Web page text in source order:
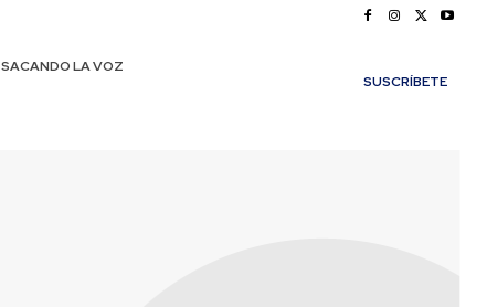
SACANDO LA VOZ
SUSCRÍBETE